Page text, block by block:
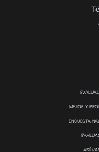
MEJOR Y
ENCUESTA
ASÍ